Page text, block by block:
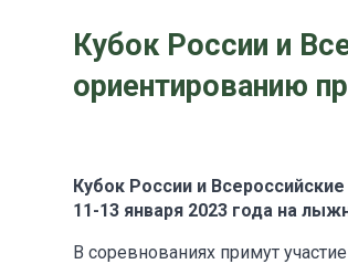
Кубок России и
ориентированию
Кубок России и
11-13 января 2023 года на
В соревнованиях примут